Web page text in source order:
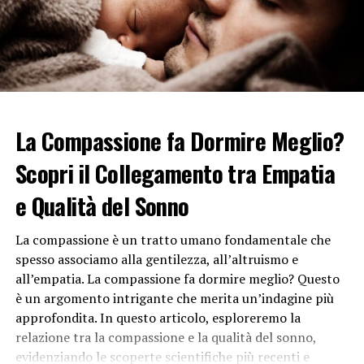
di esplorare il mondo dell’inconscio. Gli artisti
surrealisti cercavano di rivelare la verità nascosta della
mente umana attraverso immagini e simboli enigmatici.
Questo si traduce spesso in opere d’arte che sfidano le
L’uso del disegno automatico è un altro aspetto
significativo del surrealismo. Gli artisti spesso si
affidavano all’automatismo per creare opere d’arte
senza premeditazione o controllo cosciente,
permettendo così all’inconscio di emergere
liberamente. Questo metodo di creazione artistica è
stato visto come un modo per esplorare i recessi più
profondi della mente umana.
Gli artisti surrealisti erano anche noti per l’uso di
simboli ricorrenti e motivi iconici nelle loro opere. Tra i
La Compassione fa Dormire Meglio?
Scopri il Collegamento tra Empatia
e Qualità del Sonno
La compassione è un tratto umano fondamentale che
spesso associamo alla gentilezza, all’altruismo e
all’empatia. La compassione fa dormire meglio? Questo
è un argomento intrigante che merita un’indagine più
approfondita. In questo articolo, esploreremo la
relazione tra la compassione e la qualità del sonno,
evidenziando le scoperte scientifiche più recenti e